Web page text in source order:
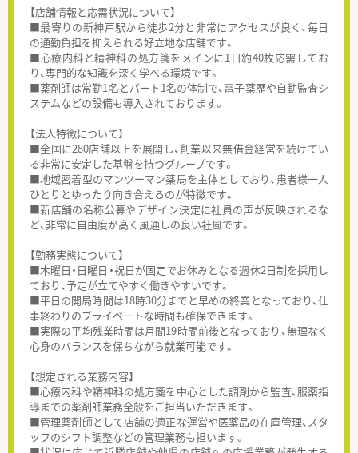
【店舗情報と応需状況について】
■最寄りの新神戸駅から徒歩2分と非常にアクセスが良く、毎日
の通勤負担を抑えられる好立地な店舗です。
■心療内科と精神科の処方箋をメインに1日約40枚応需してお
り、専門的な知識を深く学べる環境です。
■薬剤師は常勤1名とパート1名の体制で、電子薬歴や自動監査シ
ステムなどの設備も導入されております。
【法人特徴について】
■全国に280店舗以上を展開し、創業以来無借金経営を続けてい
る非常に安定した基盤を持つグループです。
■地域密着型のマンツーマン薬局を主体としており、患者様一人
ひとりとゆったり向き合えるのが特徴です。
■新店舗の名称公募やデザイン決定に社員の声が反映されるな
ど、非常に自由度が高く風通しの良い社風です。
【勤務実態について】
■木曜日・日曜日・祝日が固定でお休みとなる週休2日制を採用し
ており、予定が立てやすく働きやすいです。
■平日の開局時間は18時30分までと早めの終業となっており、仕
事終わりのプライベートな時間も確保できます。
■実際の平均残業時間は月間19時間前後となっており、無理なく
心身のバランスを保ちながら就業可能です。
【想定される業務内容】
■心療内科や精神科の処方箋を中心とした調剤から監査、服薬指
導までの薬剤師業務全般をご担当いただきます。
■管理薬剤師として店舗の適正な運営や医薬品の在庫管理、スタ
ッフのシフト調整などの管理業務も担います。